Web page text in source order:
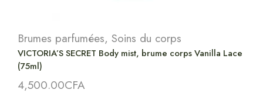
Brumes parfumées, Soins du corps
VICTORIA’S SECRET Body mist, brume corps Vanilla Lace
(75ml)
4,500.00CFA